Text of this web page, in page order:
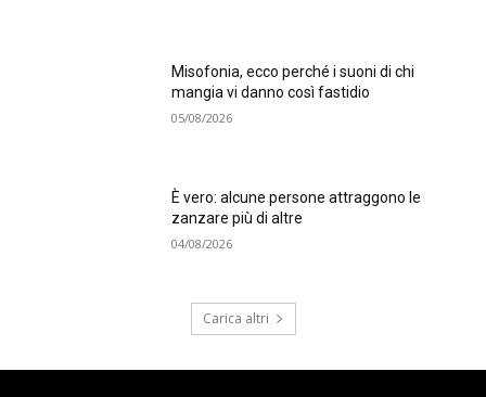
Misofonia, ecco perché i suoni di chi
mangia vi danno così fastidio
05/08/2026
È vero: alcune persone attraggono le
zanzare più di altre
04/08/2026
Carica altri